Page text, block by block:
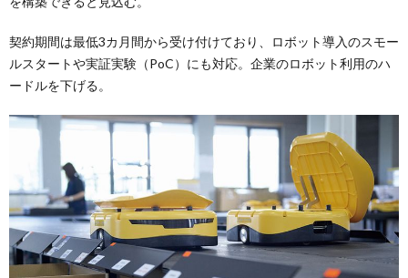
契約期間は最低3カ月間から受け付けており、ロボット導入のスモー
ルスタートや実証実験（PoC）にも対応。企業のロボット利用のハ
ードルを下げる。